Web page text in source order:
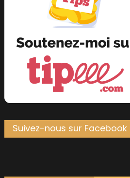
Suivez-nous sur Facebook